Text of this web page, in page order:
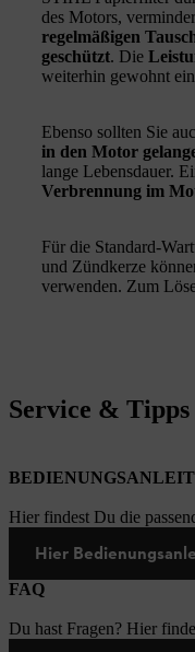
des Motors,
regelmäßigen
geschützt. Die
weiterhin gewohnt
Ebenso sollten Sie
in den Motor
lange Lebensdauer.
Verbrennung im
Für die Standard-
und Zündkerze
verwenden. Zum
Service & Tipps
Hier findest Du die
Hier
FAQ
Du hast Fragen? Hier